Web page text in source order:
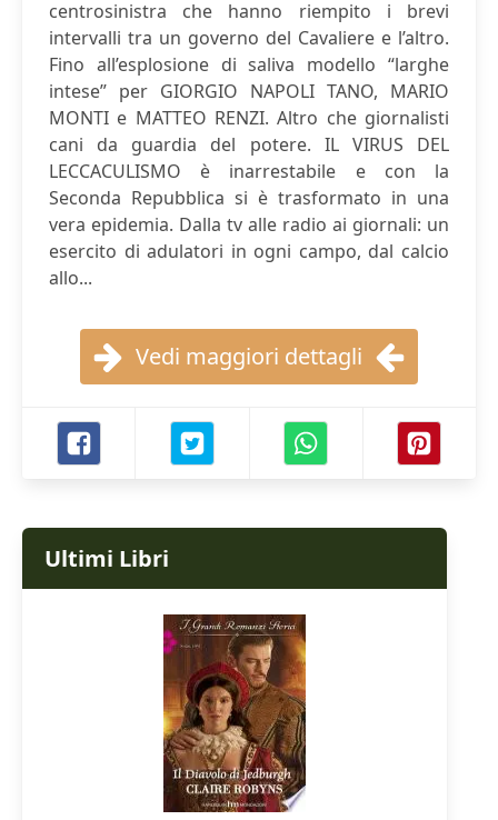
centrosinistra che hanno riempito i brevi
intervalli tra un governo del Cavaliere e l’altro.
Fino all’esplosione di saliva modello “larghe
intese” per GIORGIO NAPOLI TANO, MARIO
MONTI e MATTEO RENZI. Altro che giornalisti
cani da guardia del potere. IL VIRUS DEL
LECCACULISMO è inarrestabile e con la
Seconda Repubblica si è trasformato in una
vera epidemia. Dalla tv alle radio ai giornali: un
esercito di adulatori in ogni campo, dal calcio
allo...
Vedi maggiori dettagli
Ultimi Libri